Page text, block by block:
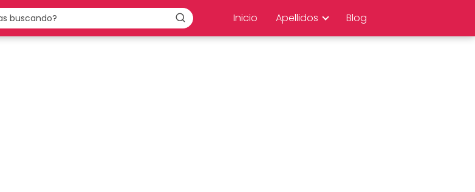
Inicio Apellidos Blog